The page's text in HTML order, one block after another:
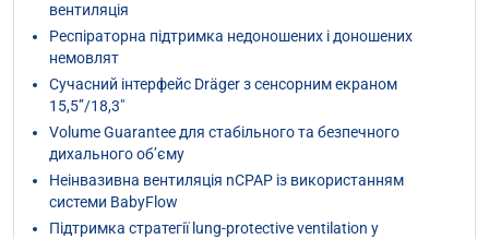
вентиляція
Респіраторна підтримка недоношених і доношених
немовлят
Сучасний інтерфейс Dräger з сенсорним екраном
15,5’’/18,3″
Volume Guarantee для стабільного та безпечного
дихального об’єму
Неінвазивна вентиляція nCPAP із використанням
системи BabyFlow
Підтримка стратегії lung-protective ventilation у